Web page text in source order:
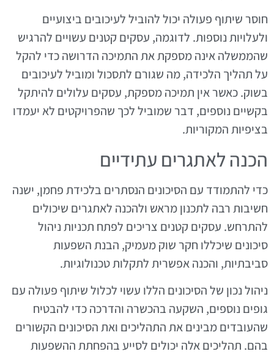
חוסר שיתוף פעולה יכול להוביל לעיכובים ביצועיים
ולעלויות נוספות. לדוגמה, עסקים קטנים עשויים להרגיש
שהממשלה אינה מספקת את התמיכה הדרושה כדי להקל
על תהליך הלכידה, מה שגורם לתסכול ומוביל לעיכובים
בשוק. כאשר אין תמיכה מספקת, עסקים עלולים להיתקל
בקשיים נוספים, דבר שמוביל לכך שהפרויקטים לא יעמדו
בציפיות המקוריות.
הכנה לאתגרים עתידיים
כדי להתמודד עם הסיכונים הנסתרים בלכידת פחמן, ישנה
חשיבות רבה לתכנון מראש ולהכנה לאתגרים שיכולים
להתרחש. עסקים קטנים צריכים לפתח תכניות ניהול
סיכונים שיכללו חקר שוק מעמיק, הבנת השפעות
סביבתיות, והכנה אפשרית לתקלות טכנולוגיות.
ניהול נכון של הסיכונים הללו עשוי לכלול שיתוף פעולה עם
גופים נוספים, השקעה בהכשרה והדרכה כדי להבטיח
שהעובדים מבינים את התהליכים ואת הסיכונים הקשורים
בהם. תהליכים אלה יכולים לסייע בהפחתת ההשפעות